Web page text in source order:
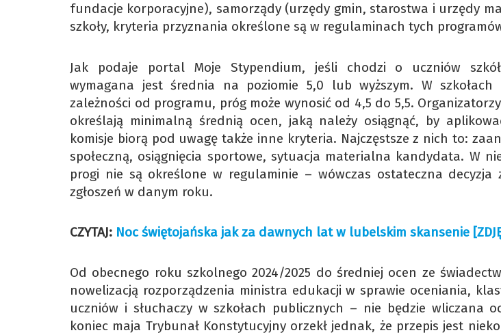
fundacje korporacyjne), samorządy (urzędy gmin, starostwa i urzędy
szkoły, kryteria przyznania określone są w regulaminach tych
Jak podaje portal Moje Stypendium, jeśli chodzi o uczniów
wymagana jest średnia na poziomie 5,0 lub wyższym. W szkołach
zależności od programu, próg może wynosić od 4,5 do 5,5.
określają minimalną średnią ocen, jaką należy osiągnąć, by
komisje biorą pod uwagę także inne kryteria. Najczęstsze z nich to:
społeczną, osiągnięcia sportowe, sytuacja materialna kandydata. W
progi nie są określone w regulaminie – wówczas ostateczna decyzja
zgłoszeń w danym roku.
CZYTAJ: Noc świętojańska jak za dawnych lat w lubelskim skansenie
Od obecnego roku szkolnego 2024/2025 do średniej ocen ze
nowelizacją rozporządzenia ministra edukacji w sprawie oceniania,
uczniów i słuchaczy w szkołach publicznych – nie będzie wliczana
koniec maja Trybunał Konstytucyjny orzekł jednak, że przepis jest